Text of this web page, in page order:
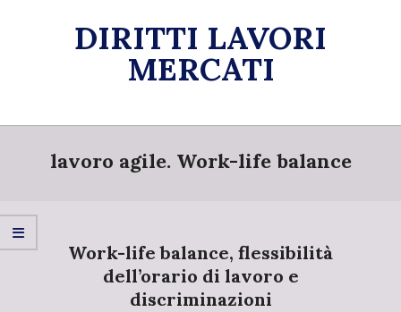
DIRITTI LAVORI
MERCATI
Primary
Navigationlavoro agile. Work-life balance
Work-life balance, flessibilità
dell’orario di lavoro e
discriminazioni